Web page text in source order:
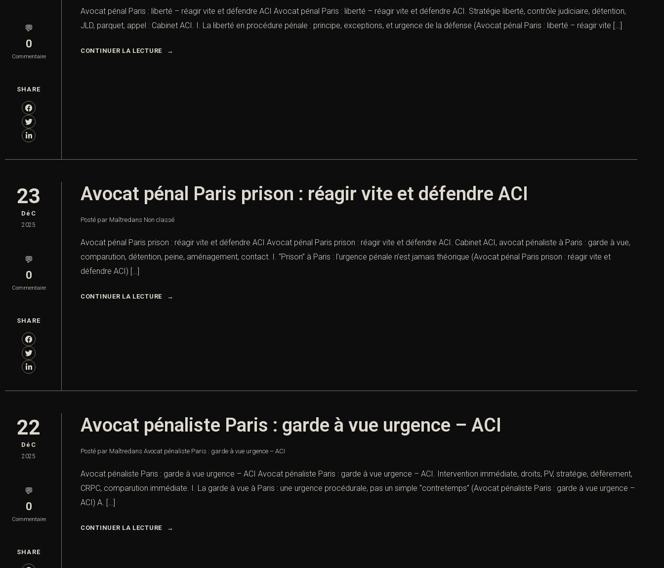
💬
0
Commentaire
SHARE
Avocat pénal Paris : liberté – réagir vite et défendre ACI Avocat pénal Paris : liberté – réagir vite et défendre ACI. Stratégie liberté, contrôle judiciaire, détention,
JLD, parquet, appel : Cabinet ACI. I. La liberté en procédure pénale : principe, exceptions, et urgence de la défense (Avocat pénal Paris : liberté – réagir vite […]
CONTINUER LA LECTURE
23
DéC
2025
💬
0
Commentaire
SHARE
Avocat pénal Paris prison : réagir vite et défendre ACI
Posté par Maîtredans Non classé
Avocat pénal Paris prison : réagir vite et défendre ACI Avocat pénal Paris prison : réagir vite et défendre ACI. Cabinet ACI, avocat pénaliste à Paris : garde à vue,
comparution, détention, peine, aménagement, contact. I. “Prison” à Paris : l’urgence pénale n’est jamais théorique (Avocat pénal Paris prison : réagir vite et
défendre ACI) […]
CONTINUER LA LECTURE
22
DéC
2025
💬
0
Commentaire
SHARE
Avocat pénaliste Paris : garde à vue urgence – ACI
Posté par Maîtredans Avocat pénaliste Paris : garde à vue urgence – ACI
Avocat pénaliste Paris : garde à vue urgence – ACI Avocat pénaliste Paris : garde à vue urgence – ACI. Intervention immédiate, droits, PV, stratégie, défèrement,
CRPC, comparution immédiate. I. La garde à vue à Paris : une urgence procédurale, pas un simple “contretemps” (Avocat pénaliste Paris : garde à vue urgence –
ACI) A. […]
CONTINUER LA LECTURE